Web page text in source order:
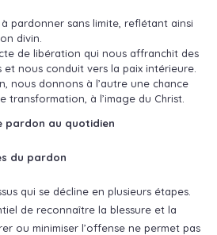
pardonner sans limite, reflétant ainsi
divin.
de libération qui nous affranchit des
nous conduit vers la paix intérieure.
nous donnons à l’autre une chance
transformation, à l’image du Christ.
pardon au quotidien
du pardon
qui se décline en plusieurs étapes.
de reconnaître la blessure et la
ou minimiser l’offense ne permet pas